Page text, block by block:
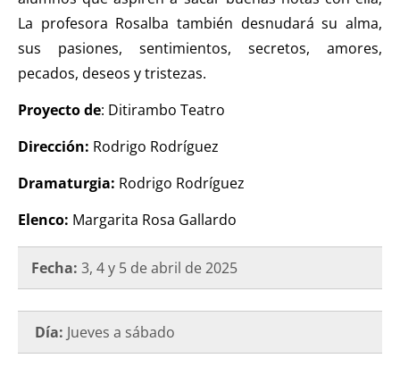
La profesora Rosalba también desnudará su alma,
sus pasiones, sentimientos, secretos, amores,
pecados, deseos y tristezas.
Proyecto de: Ditirambo Teatro
Dirección: Rodrigo Rodríguez
Dramaturgia: Rodrigo Rodríguez
Elenco: Margarita Rosa Gallardo
Fecha: 3, 4 y 5 de abril de 2025
Día: Jueves a sábado